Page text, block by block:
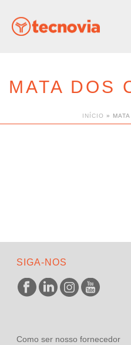
MATA DOS
INÍCIO »
SIGA-NOS
Como ser nosso fornecedor